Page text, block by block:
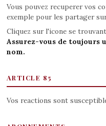
Vous pouvez recuperer vos
exemple pour les partager
Cliquez sur l'icone se
Assurez-vous de toujours
nom.
ARTICLE 85
Vos reactions sont